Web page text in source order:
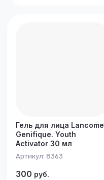
Гель для лица Lancome
Genifique. Youth
Activator 30 мл
Артикул: 8363
300 руб.